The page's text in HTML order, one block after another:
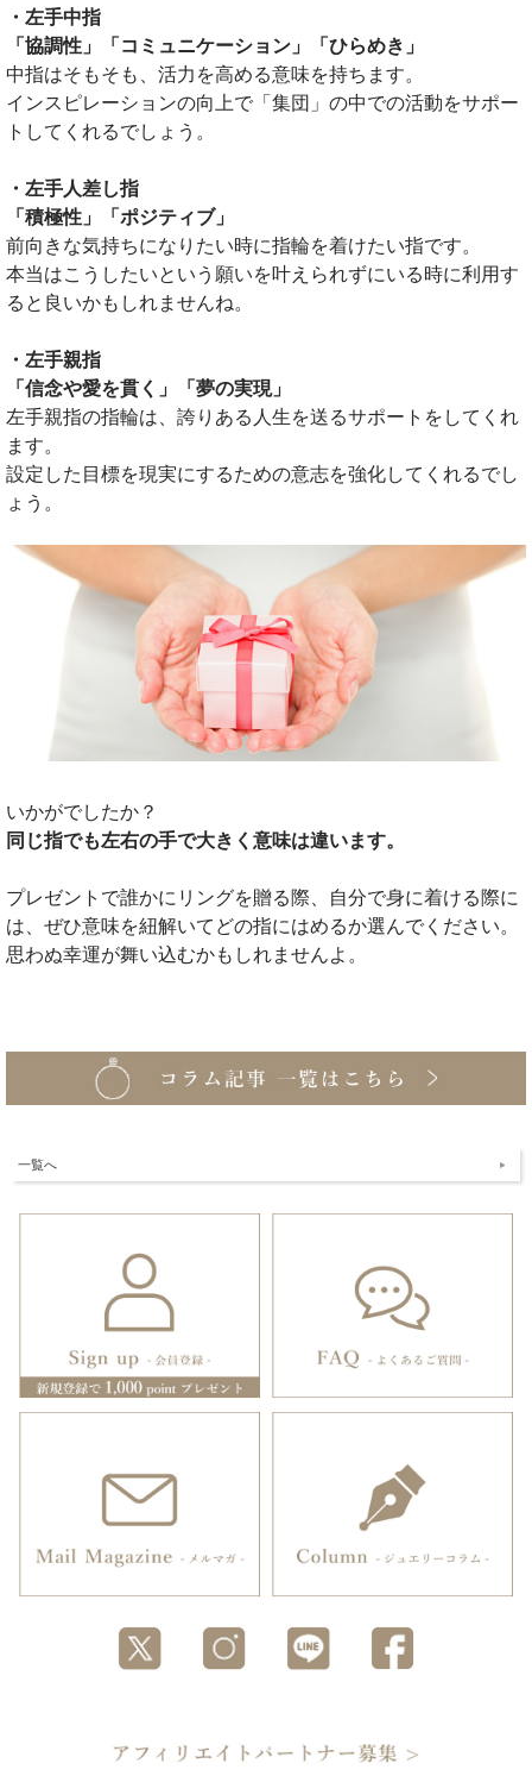
・左手中指
「協調性」「コミュニケーション」「ひらめき」
中指はそもそも、活力を高める意味を持ちます。
インスピレーションの向上で「集団」の中での活動をサポー
トしてくれるでしょう。
・左手人差し指
「積極性」「ポジティブ」
前向きな気持ちになりたい時に指輪を着けたい指です。
本当はこうしたいという願いを叶えられずにいる時に利用す
ると良いかもしれませんね。
・左手親指
「信念や愛を貫く」「夢の実現」
左手親指の指輪は、誇りある人生を送るサポートをしてくれ
ます。
設定した目標を現実にするための意志を強化してくれるでし
ょう。
いかがでしたか？
同じ指でも左右の手で大きく意味は違います。
プレゼントで誰かにリングを贈る際、自分で身に着ける際に
は、ぜひ意味を紐解いてどの指にはめるか選んでください。
思わぬ幸運が舞い込むかもしれませんよ。
一覧へ